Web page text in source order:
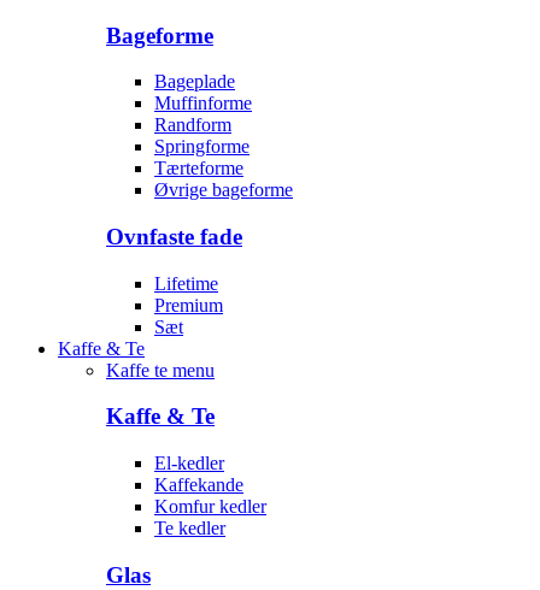
Bageforme
Bageplade
Muffinforme
Randform
Springforme
Tærteforme
Øvrige bageforme
Ovnfaste fade
Lifetime
Premium
Sæt
Kaffe & Te
Kaffe te menu
Kaffe & Te
El-kedler
Kaffekande
Komfur kedler
Te kedler
Glas